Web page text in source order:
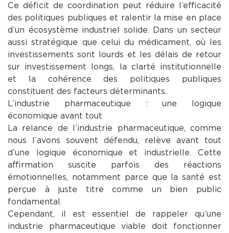
Ce déficit de coordination peut réduire l’efficacité
des politiques publiques et ralentir la mise en place
d’un écosystème industriel solide. Dans un secteur
aussi stratégique que celui du médicament, où les
investissements sont lourds et les délais de retour
sur investissement longs, la clarté institutionnelle
et la cohérence des politiques publiques
constituent des facteurs déterminants.
L’industrie pharmaceutique : une logique
économique avant tout
La relance de l’industrie pharmaceutique, comme
nous l’avons souvent défendu, relève avant tout
d’une logique économique et industrielle. Cette
affirmation suscite parfois des réactions
émotionnelles, notamment parce que la santé est
perçue à juste titre comme un bien public
fondamental.
Cependant, il est essentiel de rappeler qu’une
industrie pharmaceutique viable doit fonctionner